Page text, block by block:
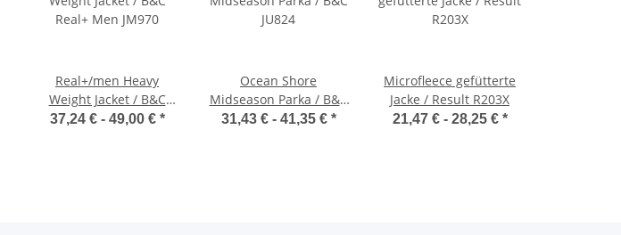
Real+/men Heavy
Weight Jacket / B&C
Real+ Men JM970
37,24 € - 49,00 € *
Ocean Shore
Midseason Parka / B&C
JU824
31,43 € - 41,35 € *
Microfleece gefütterte
Jacke / Result R203X
21,47 € - 28,25 € *